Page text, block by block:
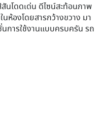
นโดดเด่น ดีไซน์สะท้อนภาพ
องโดยสารกว้างขวาง มา
การใช้งานแบบครบครัน รถ